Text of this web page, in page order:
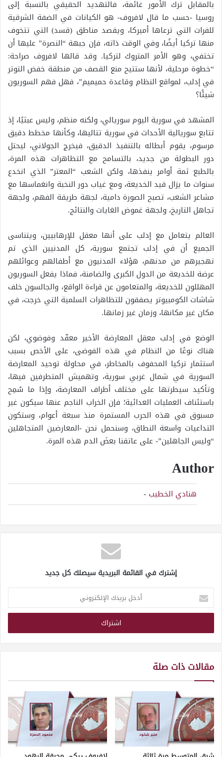
بالمقابل ترك الأمور غائمة، فالتهديد الحقيقي بالنسبة إلى
روسيا -حسب ما قال لافروف- هو الكيانات في الضفة الشرقية
للفرات التي ترعاها أميركا، ويقصد مناطق (قسد) التي تتخوف
منها تركيا أيضًا، وفي الوقت ذاته، فإن جبهة “النصرة” عليها أن
تختفي، وهو الأمر المتروك لتركيا. وقد قالها لافروف صراحة:
“خطوة مرحلية، لأنها ستتيح منع القصف من منطقة خفض التوتر
في إدلب، لمواقع النظام وقاعدة حميميم”، فهل فهم السوريون
شيئًا؟
المشهد في سورية اليوم سوريالي، ولكنه منظم، وليس عبثيًا، إذ
تتابع سوريالية الأحداث في سورية تتاليها، وكأنها مخطط دقيق
مرسوم، يقوم أبطاله بالتنفيذ الدقيق، فيخرج الجولاني، ليحتل
دور البطولة من جديد، بالتسامح مع التظاهرات هذه المرة،
بالطبع ثمة أوامر ينفذها، ولكن الشعب “المعتر” الذي انخدع
سنوات ما يزال قيد الخديعة، ومع غياب دور النخبة وانغماسها مع
مشاعر الشعب، تصبح الصورة دامية، لجهة طريقة الفهم، ولجهة
تجاهل التاريخ، ولجهة غموض الغايات والنتائج.
العالم يتعامل مع إدلب على أنها معقل للإرهابيين، ويتناسى
الجميع أن في إدلب تجتمع سورية، كل المدنيين الذي تم
تهجيرهم من مدنهم، هؤلاء المدنيون مع أطفالهم وعوائلهم
عرضة للخديعة من الدول الكبرى والضامنة، فماذا يفعل السوريون
المهللون للخديعة، والمتعامون عن قراءة الواقع، والجالسون خلف
شاشات الكومبيوتر يصفقون للتظاهرات السلمية التي خرجت، في
مكان غير مكانها، وزمان غير زمانها.
الوضع في إدلب معقل المعارضة الأخير معقّد وفوضوي، لكن
هناك نوعًا من النظام في هذه الفوضى، على الأخص بسبب
استثمار تركيا المحفوف بالمخاطر، في محاولة توحيد المعارضة
السورية في شمال غربي سورية، وتهميش المتطرفين فيها،
وتأكيد سيطرتها على مختلف أطراف المعارضة، وإذا ما سُمِح
باستئناف العمليات العدائية؛ فإن الخراب الناجم عنها سيكون غير
مسبوق في هذه الحرب المستمرة منذ سبعة أعوام، وستكون
التداعيات واسعة النطاق، وسنحمل نحن -المعارضين المتجاهلين
“وليس الجاهلين”- على عاتقنا بعضَ الدم هذه المرة.
Author
هنادي الخطيب -
إشترك في القائمة البريدية سيصلك كل جديد
أدخل
بريدك
الإلكتروني
مقالات ذات صلة